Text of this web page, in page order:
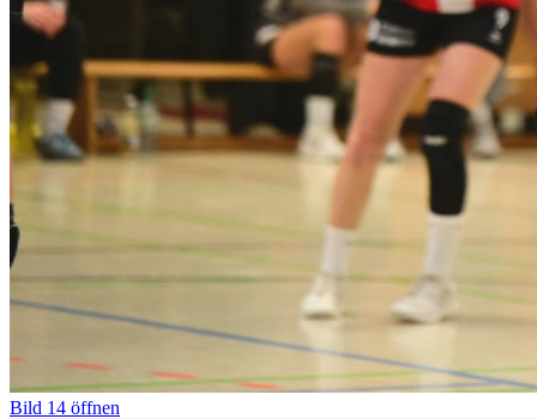
Bild 14 öffnen